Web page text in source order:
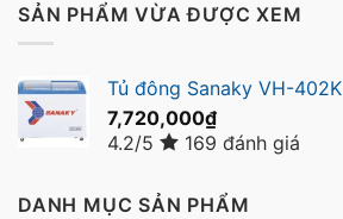
SẢN PHẨM VỪA ĐƯỢC XEM
Tủ đông Sanaky VH-402K
7,720,000₫
4.2/5
169 đánh giá
DANH MỤC SẢN PHẨM